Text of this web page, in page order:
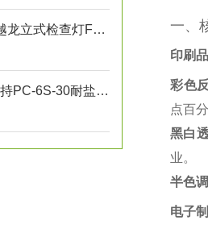
日本FUNATECH船越龙立式检查灯FY-18N原装全新
池田屋精品！能源支持PC-6S-30耐盐箱式高压断路器技术参数
一、
印刷
彩色
点百
黑白
业。‌
半色
电子